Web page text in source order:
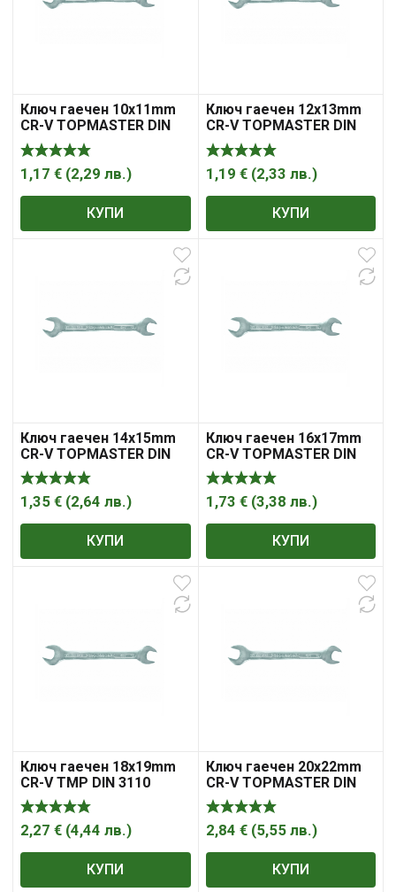
Ключ гаечен 10х11mm
CR-V TOPMASTER DIN
3110
1,17 € (2,29 лв.)
КУПИ
Ключ гаечен 12х13mm
CR-V TOPMASTER DIN
3110
1,19 € (2,33 лв.)
КУПИ
Ключ гаечен 14х15mm
CR-V TOPMASTER DIN
3110
1,35 € (2,64 лв.)
КУПИ
Ключ гаечен 16х17mm
CR-V TOPMASTER DIN
3110
1,73 € (3,38 лв.)
КУПИ
Ключ гаечен 18х19mm
CR-V TMP DIN 3110
2,27 € (4,44 лв.)
КУПИ
Ключ гаечен 20х22mm
CR-V TOPMASTER DIN
3110
2,84 € (5,55 лв.)
КУПИ